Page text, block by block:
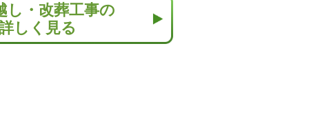
し・改葬工事の
しく見る